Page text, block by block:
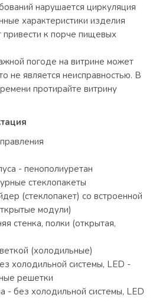
нарушается циркуляция
характеристики изделия
к порче пищевых
погоде на витрине может
не является неисправностью. В
протирайте витрину
- пенополиуретан
стеклопакеты
(стеклопакет) со встроенной
модули)
стенка, полки (открытая,
(холодильные)
холодильной системы, LED -
решетки
- без холодильной системы, LED